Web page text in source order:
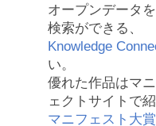
オープンデータ
検索ができる、
Knowledge
い。
優れた作品はマ
ェクトサイトで
マニフェスト大賞